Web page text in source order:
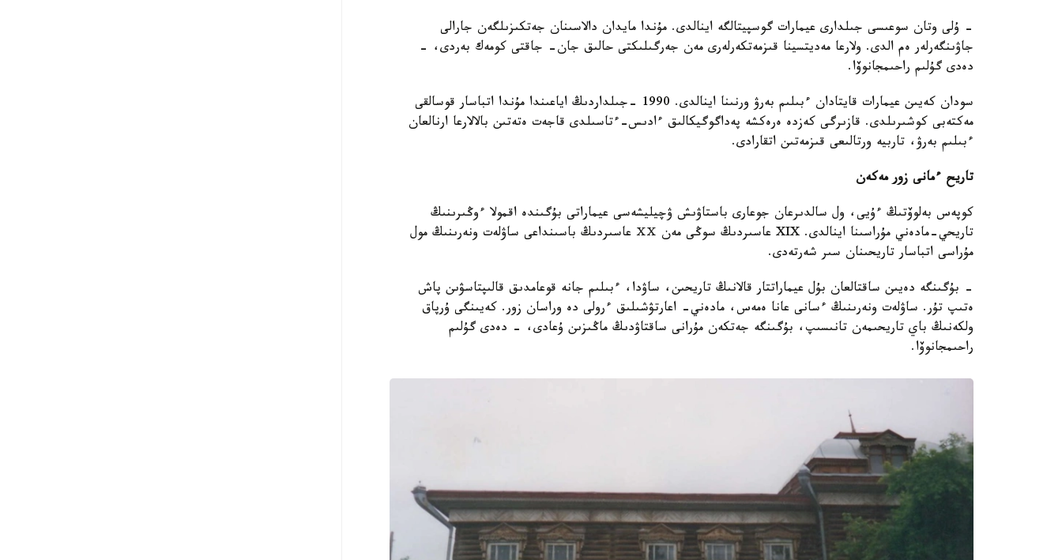
- ۇلى وتان سوعىسى جىلدارى عيمارات گوسپيتالگە اينالدى. مۇندا مايدان دالاسىنان جەتكىزىلگەن جارالى
جاۋىنگەرلەر ەم الدى. ولارعا مەديتسينا قىزمەتكەرلەرى مەن جەرگىلىكتى حالىق جان- جاقتى كومەك بەردى، -
دەدى گۇلىم راحىمجانوۆا.
سودان كەيىن عيمارات قايتادان ءبىلىم بەرۋ ورنىنا اينالدى. 1990 -جىلداردىڭ اياعىندا مۇندا اتباسار قوسالقى
مەكتەبى كوشىرىلدى. قازىرگى كەزدە ەرەكشە پەداگوگيكالىق ءادىس-ءتاسىلدى قاجەت ەتەتىن بالالارعا ارنالعان
ءبىلىم بەرۋ، تاربيە ورتالىعى قىزمەتىن اتقارادى.
تاريح ءمانى زور مەكەن
كوپەس بەلوۆتىڭ ءۇيى، ول سالدىرعان جوعارى باستاۋىش ۋچيليشەسى عيماراتى بۇگىندە اقمولا ءوڭىرىنىڭ
تاريحي-مادەني مۇراسىنا اينالدى. XIX عاسىردىڭ سوڭى مەن ⅩⅩ عاسىردىڭ باسىنداعى ساۋلەت ونەرىنىڭ مول
مۇراسى اتباسار تاريحىنان سىر شەرتەدى.
- بۇگىنگە دەيىن ساقتالعان بۇل عيماراتتار قالانىڭ تاريحىن، ساۋدا، ءبىلىم جانە قوعامدىق قالىپتاسۋىن پاش
ەتىپ تۇر. ساۋلەت ونەرىنىڭ ءسانى عانا ەمەس، مادەني- اعارتۋشىلىق ءرولى دە وراسان زور. كەيىنگى ۇرپاق
ولكەنىڭ باي تاريحىمەن تانىسىپ، بۇگىنگە جەتكەن مۇرانى ساقتاۋدىڭ ماڭىزىن ۇعادى، - دەدى گۇلىم
راحىمجانوۆا.